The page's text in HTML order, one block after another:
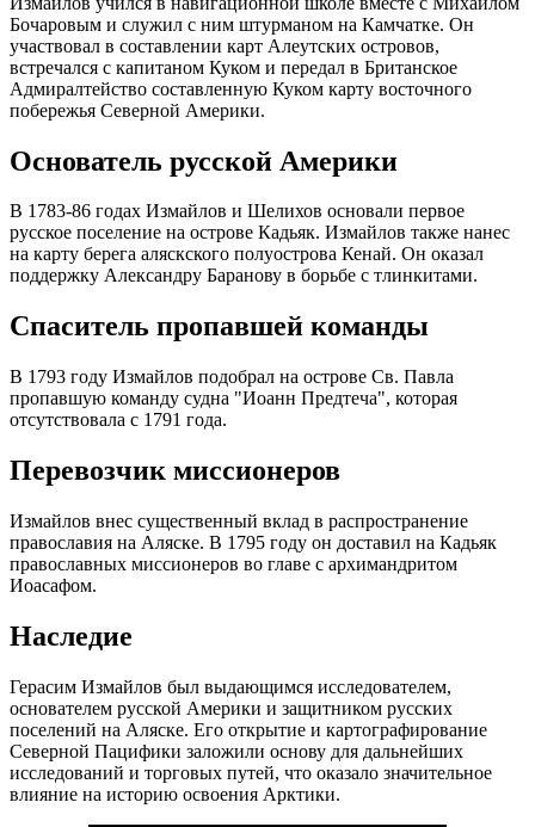
Бочаровым и служил с ним штурманом на Камчатке. Он
участвовал в составлении карт Алеутских островов,
встречался с капитаном Куком и передал в Британское
Адмиралтейство составленную Куком карту восточного
побережья Северной Америки.
Основатель русской Америки
В 1783-86 годах Измайлов и Шелихов основали первое
русское поселение на острове Кадьяк. Измайлов также нанес
на карту берега аляскского полуострова Кенай. Он оказал
поддержку Александру Баранову в борьбе с тлинкитами.
Спаситель пропавшей команды
В 1793 году Измайлов подобрал на острове Св. Павла
пропавшую команду судна "Иоанн Предтеча", которая
отсутствовала с 1791 года.
Перевозчик миссионеров
Измайлов внес существенный вклад в распространение
православия на Аляске. В 1795 году он доставил на Кадьяк
православных миссионеров во главе с архимандритом
Иоасафом.
Наследие
Герасим Измайлов был выдающимся исследователем,
основателем русской Америки и защитником русских
поселений на Аляске. Его открытие и картографирование
Северной Пацифики заложили основу для дальнейших
исследований и торговых путей, что оказало значительное
влияние на историю освоения Арктики.